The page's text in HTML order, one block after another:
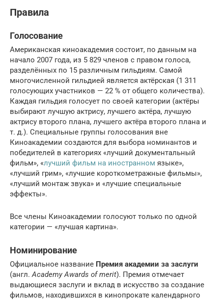
Правила
Голосование
Американская киноакадемия состоит, по данным на
начало 2007 года, из 5 829 членов с правом голоса,
разделённых по 15 различным гильдиям. Самой
многочисленной гильдией является актёрская (1 311
голосующих участников — 22 % от общего количества).
Каждая гильдия голосует по своей категории (актёры
выбирают лучшую актрису, лучшего актёра, лучшую
актрису второго плана, лучшего актёра второго плана и
т. д.). Специальные группы голосования вне
Киноакадемии создаются для выбора номинантов и
победителей в категориях «лучший документальный
фильм», «лучший фильм на иностранном языке»,
«лучший грим», «лучшие короткометражные фильмы»,
«лучший монтаж звука» и «лучшие специальные
эффекты».
Все члены Киноакадемии голосуют только по одной
категории — «лучшая картина».
Номинирование
Официальное название Премия академии за заслуги
(англ.Academy Awards of merit). Премия отмечает
выдающиеся заслуги и вклад в искусство за создание
фильмов, находившихся в кинопрокате календарного